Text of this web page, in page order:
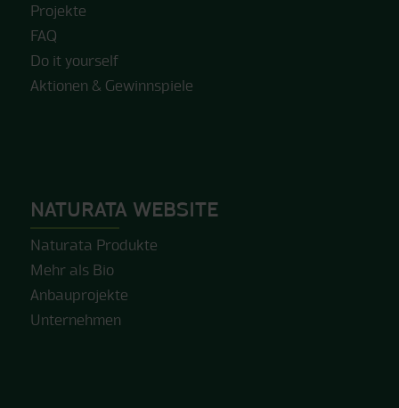
Projekte
FAQ
Do it yourself
Aktionen & Gewinnspiele
NATURATA WEBSITE
Naturata Produkte
Mehr als Bio
Anbauprojekte
Unternehmen